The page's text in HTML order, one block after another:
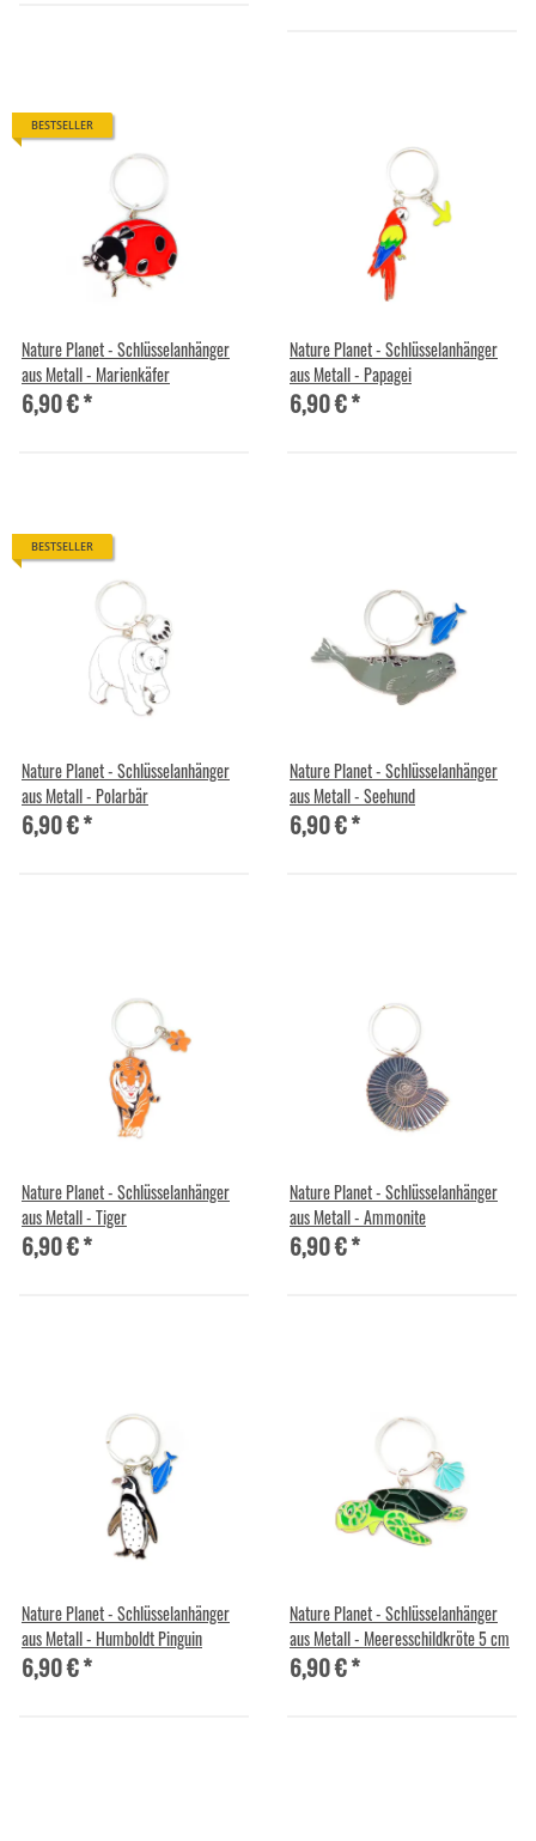
BESTSELLER
Nature Planet - Schlüsselanhänger
aus Metall - Marienkäfer
6,90 €*
Nature Planet - Schlüsselanhänger
aus Metall - Papagei
6,90 €*
BESTSELLER
Nature Planet - Schlüsselanhänger
aus Metall - Polarbär
6,90 €*
Nature Planet - Schlüsselanhänger
aus Metall - Seehund
6,90 €*
Nature Planet - Schlüsselanhänger
aus Metall - Tiger
6,90 €*
Nature Planet - Schlüsselanhänger
aus Metall - Ammonite
6,90 €*
Nature Planet - Schlüsselanhänger
aus Metall - Humboldt Pinguin
6,90 €*
Nature Planet - Schlüsselanhänger
aus Metall - Meeresschildkröte 5 cm
6,90 €*